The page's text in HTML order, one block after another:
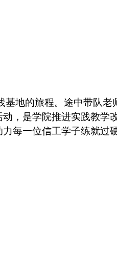
基地的旅程。途中带队老
，是学院推进实践教学
每一位信工学子练就过